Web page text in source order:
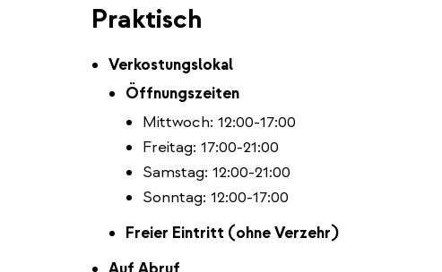
Praktisch
Verkostungslokal
Öffnungszeiten
Mittwoch: 12:00-17:00
Freitag: 17:00-21:00
Samstag: 12:00-21:00
Sonntag: 12:00-17:00
Freier Eintritt (ohne Verzehr)